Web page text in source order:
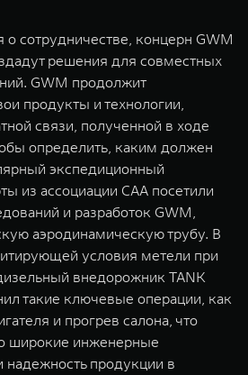
о сотрудничестве, концерн GWM
решения для совместных
GWM продолжит
продукты и технологии,
связи, полученной в ходе
определить, каким должен
экспедиционный
из ассоциации CAA посетили
и разработок GWM,
аэродинамическую трубу. В
условия метели при
внедорожник TANK
такие ключевые операции, как
и прогрев салона, что
широкие инженерные
продукции в